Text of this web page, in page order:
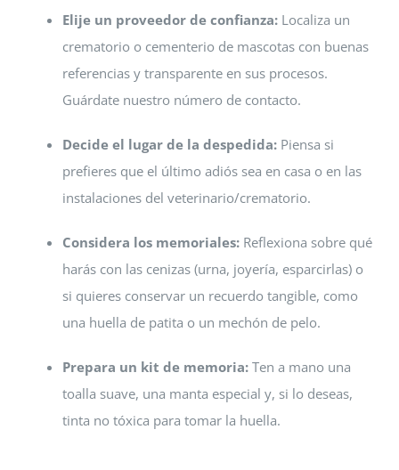
Elije un proveedor de confianza: Localiza un
crematorio o cementerio de mascotas con buenas
referencias y transparente en sus procesos.
Guárdate nuestro número de contacto.
Decide el lugar de la despedida: Piensa si
prefieres que el último adiós sea en casa o en las
instalaciones del veterinario/crematorio.
Considera los memoriales: Reflexiona sobre qué
harás con las cenizas (urna, joyería, esparcirlas) o
si quieres conservar un recuerdo tangible, como
una huella de patita o un mechón de pelo.
Prepara un kit de memoria: Ten a mano una
toalla suave, una manta especial y, si lo deseas,
tinta no tóxica para tomar la huella.